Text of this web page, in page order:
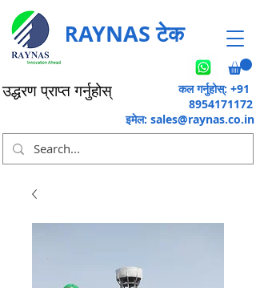
उद्धरण प्राप्त गर्नुहोस्
RAYNAS टेक
कल गर्नुहोस्: +91
8954171172
इमेल: sales@raynas.co.in